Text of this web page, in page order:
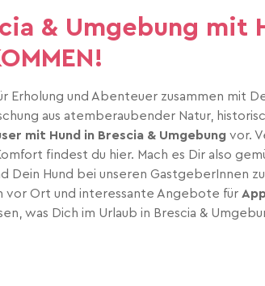
& Umgebung mit
Erholung und Abenteuer zusammen mit
aus atemberaubender Natur,
mit Hund in Brescia & Umgebung vor.
findest du hier. Mach es Dir also
Dein Hund bei unseren GastgeberInnen zu
vor Ort und interessante Angebote für
was Dich im Urlaub in Brescia &